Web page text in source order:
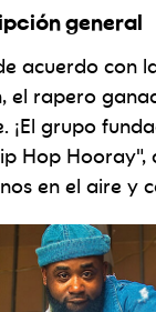
general
acuerdo con la
el rapero
¡El grupo
Hop Hooray",
en el aire y